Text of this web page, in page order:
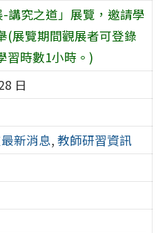
講究之道」展覽，邀請學
(展覽期間觀展者可登錄
習時數1小時。)
日
新消息, 教師研習資訊